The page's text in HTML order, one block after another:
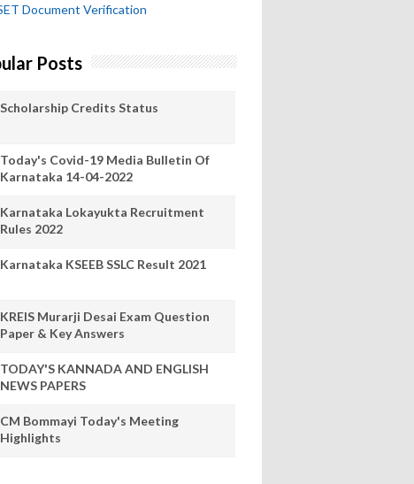
Document Verification
Posts
Scholarship Credits Status
Today's Covid-19 Media Bulletin Of
Karnataka 14-04-2022
Karnataka Lokayukta Recruitment
Rules 2022
Karnataka KSEEB SSLC Result 2021
KREIS Murarji Desai Exam Question
Paper & Key Answers
TODAY'S KANNADA AND ENGLISH
NEWS PAPERS
CM Bommayi Today's Meeting
Highlights